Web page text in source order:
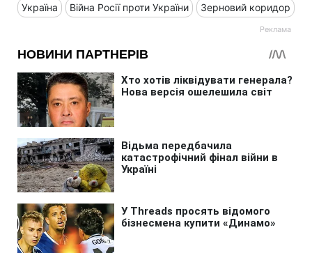
Україна Війна Росії проти України Зерновий коридор